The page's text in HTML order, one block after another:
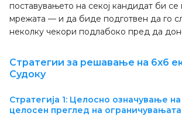
поставувањето на секој кандидат би
мрежата — и да биде подготвен да го
неколку чекори подлабоко пред да
Стратегии за решавање на 6x6
Судоку
Стратегија 1: Целосно означување
целосен преглед на ограничувањата